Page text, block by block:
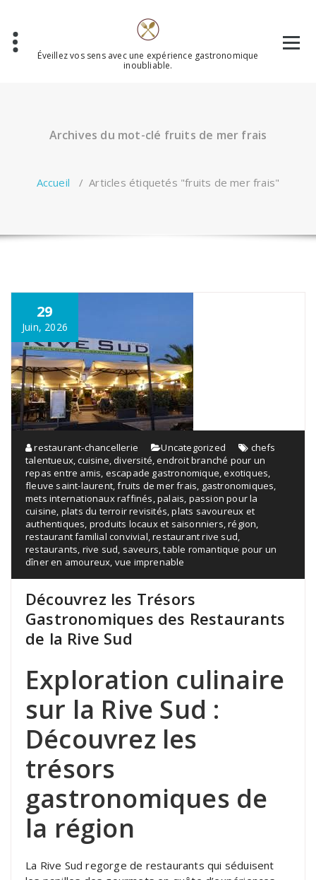
contenu
Éveillez vos sens avec une expérience gastronomique
inoubliable.
Archives du mot-clé fruits de mer frais
Accueil /Articles étiquetés "fruits de mer frais"
29
Juin, 2026
restaurant-chancellerie Uncategorized
chefs
talentueux,cuisine,diversité,endroit branché pour un
repas entre amis, escapade gastronomique,exotiques,
fleuve saint-laurent,fruits de mer frais, gastronomiques,
mets internationaux raffinés,palais, passion pour la
cuisine, plats du terroir revisités,plats savoureux et
authentiques, produits locaux et saisonniers,région,
restaurant familial convivial,restaurant rive sud,
restaurants, rive sud, saveurs,table romantique pour un
dîner en amoureux, vue imprenable
Découvrez les Trésors
Gastronomiques des Restaurants
de la Rive Sud
Exploration culinaire
sur la Rive Sud :
Découvrez les
trésors
gastronomiques de
la région
La Rive Sud regorge de restaurants qui séduisent